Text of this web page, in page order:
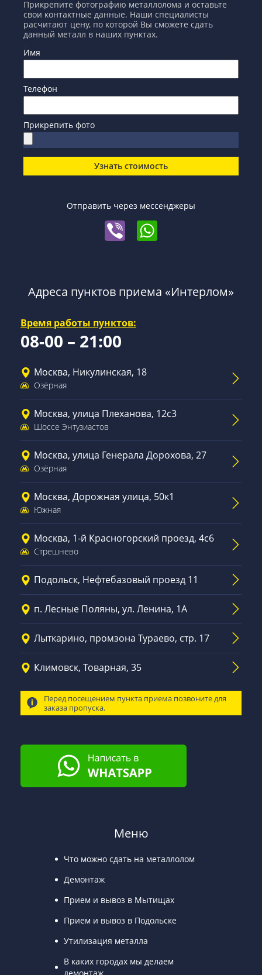
Прикрепите фотографию металлолома и оставьте
свои контактные данные. Наши специалисты
расчитают цену, по которой Вы сможете сдать
данный металл в наших пунктах.
Имя
Телефон
Прикрепить фото
Узнать стоимость
Отправить через мессенджеры
Адреса пунктов приема «Интерлом»
Время работы пунктов:
08-00 – 21:00
Москва, Никулинская, 18
Озёрная
Москва, улица Плеханова, 12с3
Шоссе Энтузиастов
Москва, улица Генерала Дорохова, 27
Озёрная
Москва, Дорожная улица, 50к1
Южная
Москва, 1-й Красногорский проезд, 4с6
Стрешнево
Подольск, Нефтебазовый проезд 11
п. Лесные Поляны, ул. Ленина, 1А
Лыткарино, промзона Тураево, стр. 17
Климовск, Товарная, 35
Перед посещением пункта приема позвоните для
заказа пропуска.
Меню
Что можно сдать на металлолом
Демонтаж
Прием и вывоз в Мытищах
Прием и вывоз в Подольске
Утилизация металла
В каких городах мы делаем